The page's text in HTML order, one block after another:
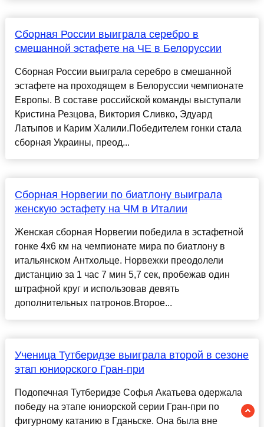
Сборная России выиграла серебро в
смешанной эстафете на ЧЕ в Белоруссии
Сборная России выиграла серебро в смешанной
эстафете на проходящем в Белоруссии чемпионате
Европы. В составе российской команды выступали
Кристина Резцова, Виктория Сливко, Эдуард
Латыпов и Карим Халили.Победителем гонки стала
сборная Украины, преод...
Сборная Норвегии по биатлону выиграла
женскую эстафету на ЧМ в Италии
Женская сборная Норвегии победила в эстафетной
гонке 4х6 км на чемпионате мира по биатлону в
итальянском Антхольце. Норвежки преодолели
дистанцию за 1 час 7 мин 5,7 сек, пробежав один
штрафной круг и использовав девять
дополнительных патронов.Второе...
Ученица Тутберидзе выиграла второй в сезоне
этап юниорского Гран-при
Подопечная Тутберидзе Софья Акатьева одержала
победу на этапе юниорской серии Гран-при по
фигурному катанию в Гданьске. Она была вне